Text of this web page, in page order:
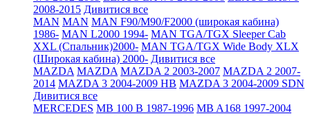
2008-2015 Дивитися все
MAN MAN MAN F90/M90/F2000 (широкая кабина)
1986- MAN L2000 1994- MAN TGA/TGX Sleeper Cab
XXL (Спальник)2000- MAN TGA/TGX Wide Body XLX
(Широкая кабина) 2000- Дивитися все
MAZDA MAZDA MAZDA 2 2003-2007 MAZDA 2 2007-
2014 MAZDA 3 2004-2009 HB MAZDA 3 2004-2009 SDN
Дивитися все
MERCEDES MB 100 B 1987-1996 MB A168 1997-2004